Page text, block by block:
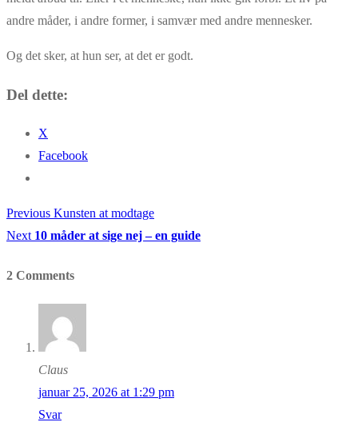
andre måder, i andre former, i samvær med andre mennesker.
Og det sker, at hun ser, at det er godt.
Del dette:
X
Facebook
Indlægsnavigation
Previous Previous
post:
Kunsten at modtage
Next Next
10 måder at sige nej – en guide
2 Comments
Claus
januar 25, 2026 at 1:29 pm
Svar